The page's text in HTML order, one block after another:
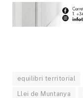
equilibri territorial
Llei de Muntanya